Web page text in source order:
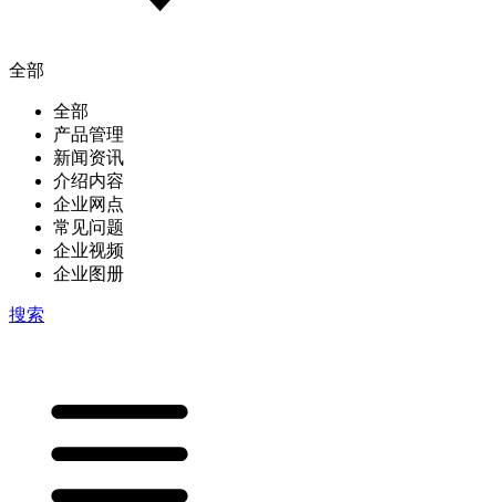
全部
全部
产品管理
新闻资讯
介绍内容
企业网点
常见问题
企业视频
企业图册
搜索